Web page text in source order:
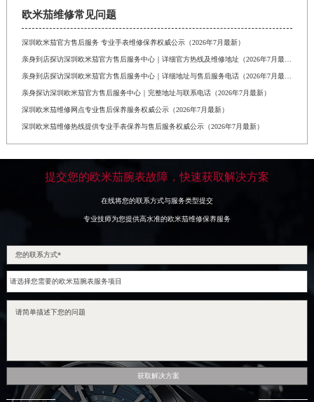
欧米茄维修常见问题
深圳欧米茄官方售后服务 专业手表维修保养权威公示（2026年7月最新）
亲身探访深圳欧米茄官方售后服务中心｜完整地址与联系电话（2026年7月最新）
深圳欧米茄维修网点专业售后保养服务权威公示（2026年7月最新）
深圳欧米茄维修热线提供专业手表保养与售后服务权威公示（2026年7月最新）
提交您的欧米茄腕表故障，快速获取解决方案
在线将您的联系方式与服务类型提交
专业技师为您提供高水准的欧米茄维修保养服务
获取解决方案